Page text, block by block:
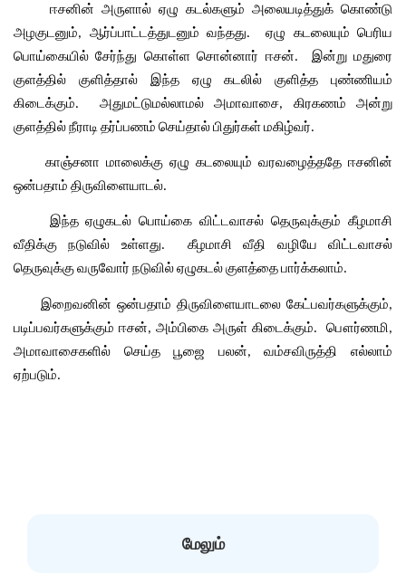
ஈசனின் அருளால் ஏழு கடல்களும் அலையடித்துக் கொண்டு
அழகுடனும், ஆர்ப்பாட்டத்துடனும் வந்தது. ஏழு கடலையும் பெரிய
பொய்கையில் சேர்ந்து கொள்ள சொன்னார் ஈசன். இன்று மதுரை
குளத்தில்
குளித்தால் இந்த ஏழு கடலில் குளித்த
புண்ணியம்
கிடைக்கும். அதுமட்டுமல்லாமல் அமாவாசை, கிரகணம்
அன்று
குளத்தில்நீராடி தர்ப்பணம் செய்தால்பிதுர்கள்மகிழ்வர்.
காஞ்சனா மாலைக்கு ஏழு கடலையும் வரவழைத்ததே ஈசனின்
ஒன்பதாம் திருவிளையாடல்.
இந்த ஏழுகடல் பொய்கை விட்டவாசல் தெருவுக்கும் கீழமாசி
வீதிக்கு
நடுவில் உள்ளது. கீழமாசி வீதி வழியே
விட்டவாசல்
தெருவுக்குவருவோர் நடுவில்ஏழுகடல்குளத்தைபார்க்கலாம்.
இறைவனின் ஒன்பதாம் திருவிளையாடலை கேட்பவர்களுக்கும்
படிப்பவர்களுக்கும் ஈசன், அம்பிகை அருள் கிடைக்கும். பௌர்ணமி
அமாவாசைகளில் செய்த பூஜை பலன், வம்சவிருத்தி
எல்லாம்
ஏற்படும்.
மேலும்